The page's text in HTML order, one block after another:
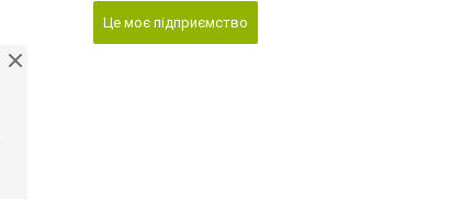
Це моє підприємство